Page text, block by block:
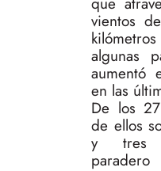
vientos
algunas
aumentó
en las
De los
de ellos
y tres